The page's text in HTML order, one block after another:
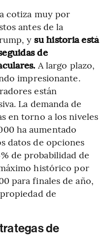
cotiza muy por
antes de la
ysu historia está
de
A largo plazo,
impresionante.
están
La demanda de
en torno a los niveles
ha aumentado
datos de opciones
de probabilidad de
histórico por
para finales de año,
de
de